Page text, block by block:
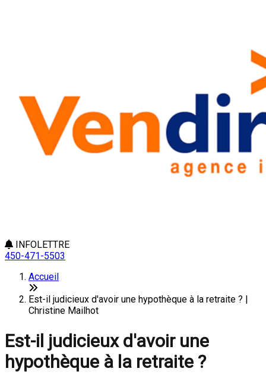
INFOLETTRE
450-471-5503
Accueil
Est-il judicieux d'avoir une hypothèque à la retraite ? |
Christine Mailhot
Est-il judicieux d'avoir une
hypothèque à la retraite ?